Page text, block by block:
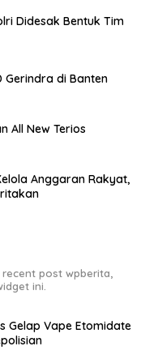
Didesak Bentuk Tim
Gerindra di Banten
All New Terios
Anggaran Rakyat,
post wpberita,
ini.
Gelap Vape Etomidate